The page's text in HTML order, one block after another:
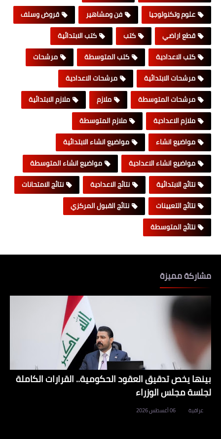
علوم وتكنولوجيا
فن ومشاهير
قروض وسلف
قطع اراضي
كتب
كتب الابتدائية
كتب الاعدادية
كتب المتوسطة
مرشحات
مرشحات الابتدائية
مرشحات الاعدادية
مرشحات المتوسطة
ملازم
ملازم الابتدائية
ملازم الاعدادية
ملازم المتوسطة
مواضيع انشاء
مواضيع انشاء الابتدائية
مواضيع انشاء الاعدادية
مواضيع انشاء المتوسطة
نتائج الابتدائية
نتائج الاعدادية
نتائج الامتحانات
نتائج التعيينات
نتائج القبول المركزي
نتائج المتوسطة
مشاركة مميزة
بينها يخص تدقيق العقود الحكومية.. القرارات الكاملة
لجلسة مجلس الوزراء
عراقية 06 أغسطس 2026